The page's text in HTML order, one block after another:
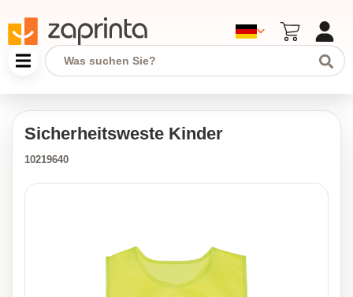
Sicherheitsweste Kinder
10219640